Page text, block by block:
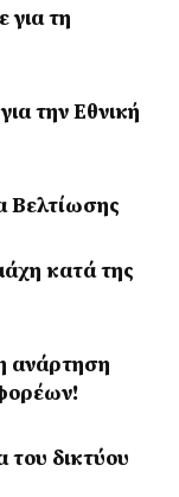
για τη
την Εθνική
Βελτίωσης
κατά της
ανάρτηση
του δικτύου